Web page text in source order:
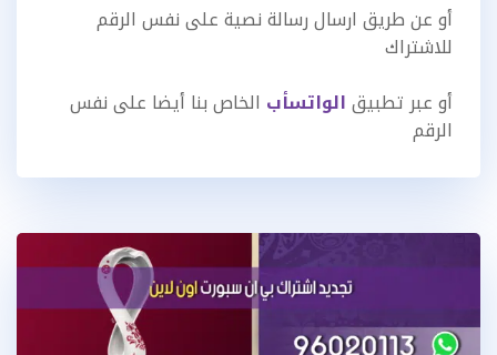
أو عن طريق ارسال رسالة نصية على نفس الرقم
للاشتراك
أو عبر تطبيقالواتسأب الخاص بنا أيضا على نفس
الرقم